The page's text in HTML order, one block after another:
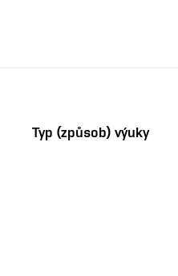
Typ (způsob) výuky